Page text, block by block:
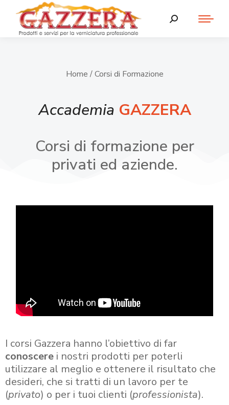
Home / Corsi di Formazione
Accademia GAZZERA
Corsi di formazione per
privati ed aziende.
I corsi Gazzera hanno l’obiettivo di far
conoscere i nostri prodotti per poterli
utilizzare al meglio e ottenere il risultato che
desideri, che si tratti di un lavoro per te
(privato) o per i tuoi clienti (professionista).